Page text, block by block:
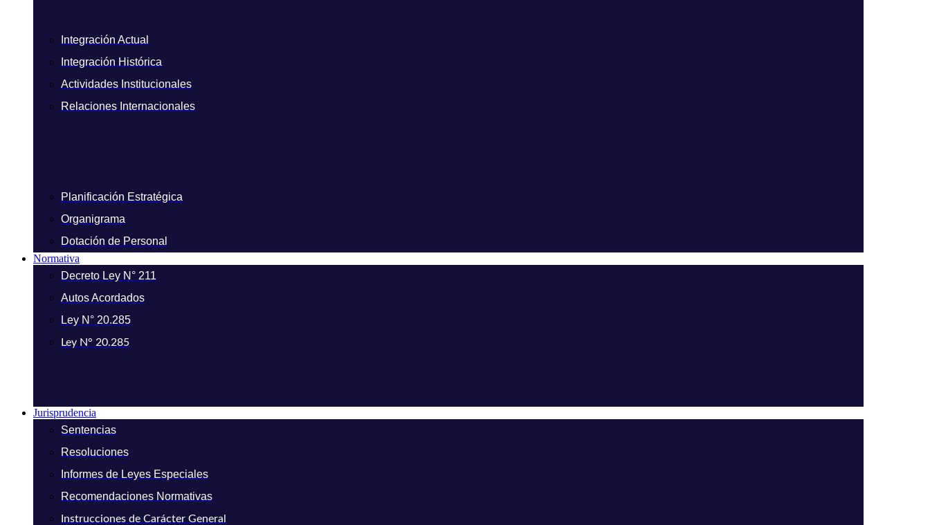
Integración Actual
Integración Histórica
Actividades Institucionales
Relaciones Internacionales
Planificación Estratégica
Organigrama
Dotación de Personal
Normativa
Decreto Ley N° 211
Autos Acordados
Ley N° 20.285
Ley N° 20.285
Jurisprudencia
Sentencias
Resoluciones
Informes de Leyes Especiales
Recomendaciones Normativas
Instrucciones de Carácter General